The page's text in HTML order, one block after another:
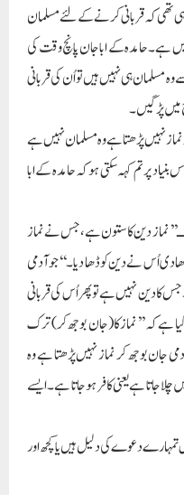
تھی کہ قربانی کرنے کے لئے مسلمان
ہے۔حامدہ کے اباجان پانچ وقت کی
مسلمان ہی نہیں ہیں تواُن کی قربانی
میں پڑ گیں۔
پڑھتا ہے وہ مسلمان نہیں ہے
پر تم کہہ سکتی ہو کہ حامد ہ کے ابا
دین کا ستون ہے ، جس نے نماز
دی اُس نے دین کو ڈھا دیا۔‘‘جو آدمی
جس کا دین نہیں ہے تو پھراُس کی قربانی
ہے کہ ’’نمازکا (جان بوجھ کر) ترک
جان بوجھ کر نماز نہیں پڑھتا ہے وہ
ہے یعنی کافر ہو جاتا ہے۔ ایسے
دعوے کی دلیل ہیں یا کچھ اور